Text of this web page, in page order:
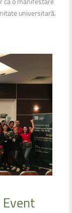
universitară.
Event